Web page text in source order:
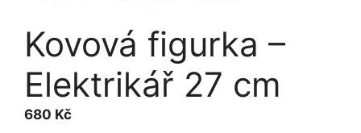
Kovová figurka –
Elektrikář 27 cm
680 Kč